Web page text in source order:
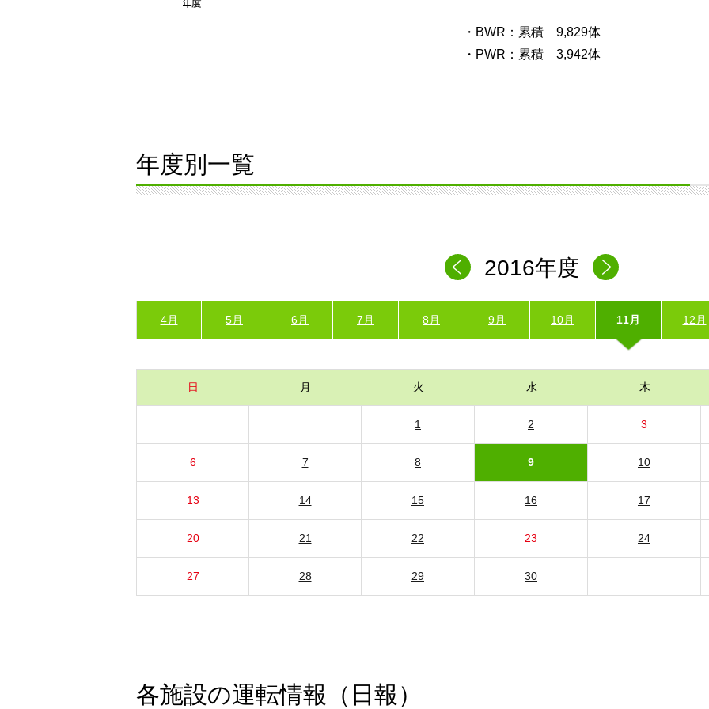
・BWR：累積 9,829体
・PWR：累積 3,942体
年度別一覧
2016年度
4月 5月 6月 7月 8月 9月 10月 11月 12月
日 月 火 水 木
1 2 3
6 7 8 9 10
13 14 15 16 17
20 21 22 23 24
27 28 29 30
各施設の運転情報（日報）